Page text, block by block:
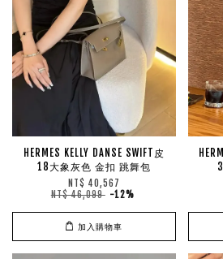
HERMES KELLY DANSE SWIFT皮
18大象灰色 金扣 跳舞包
NT$ 40,567
NT$ 46,099 -12%
加入購物車